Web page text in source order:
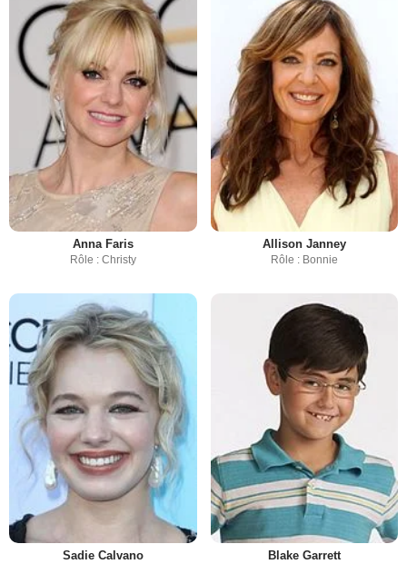
Anna Faris
Rôle : Christy
Allison Janney
Rôle : Bonnie
Sadie Calvano Blake Garrett